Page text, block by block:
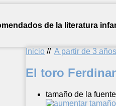
de la literatura
Inicio // A partir de 3 años
El toro
tamaño de la fuente